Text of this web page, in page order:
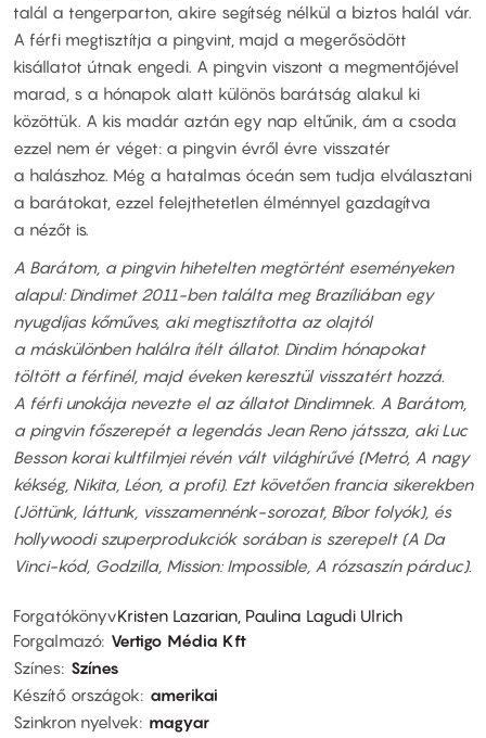
talál a tengerparton, akire segítség nélkül a biztos halál vár.
A férfi megtisztítja a pingvint, majd a megerősödött
kisállatot útnak engedi. A pingvin viszont a megmentőjével
marad, s a hónapok alatt különös barátság alakul ki
közöttük. A kis madár aztán egy nap eltűnik, ám a csoda
ezzel nem ér véget: a pingvin évről évre visszatér
a halászhoz. Még a hatalmas óceán sem tudja elválasztani
a barátokat, ezzel felejthetetlen élménnyel gazdagítva
a nézőt is.
A Barátom, a pingvin hihetelten megtörtént eseményeken
alapul: Dindimet 2011-ben találta meg Brazíliában egy
nyugdíjas kőműves, aki megtisztította az olajtól
a máskülönben halálra ítélt állatot. Dindim hónapokat
töltött a férfinél, majd éveken keresztül visszatért hozzá.
A férfi unokája nevezte el az állatot Dindimnek. A Barátom,
a pingvin főszerepét a legendás Jean Reno játssza, aki Luc
Besson korai kultfilmjei révén vált világhírűvé (Metró, A nagy
kékség, Nikita, Léon, a profi). Ezt követően francia sikerekben
(Jöttünk, láttunk, visszamennénk-sorozat, Bíbor folyók), és
hollywoodi szuperprodukciók sorában is szerepelt (A Da
Vinci-kód, Godzilla, Mission: Impossible, A rózsaszín párduc).
ForgatókönyvKristen Lazarian, Paulina Lagudi Ulrich
Forgalmazó Vertigo Média Kft
Színes Színes
Készítő országok
amerikai
Szinkron nyelvek
magyar